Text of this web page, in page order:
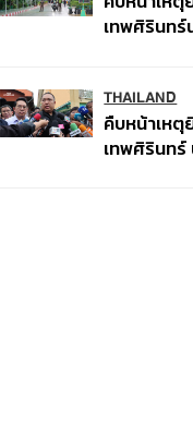
โรงเรียนค
เทพศิรินท
เหตุ
THAILAND
คืบหน้าเหตุ
เทพศิรินท